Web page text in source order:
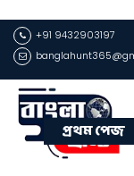
+91 9432903197
প্রথম পেজ